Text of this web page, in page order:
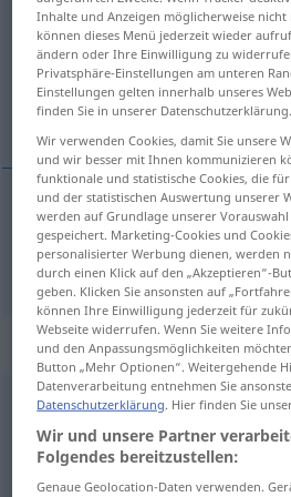
Übersicht aller
(Für mehr Details die Übersetzung
bíti
bíti sein
„sein“
sein
Übersicht aller
Inhalte und Anzeigen möglicherweise nicht
können dieses Menü jederzeit wieder
ändern oder Ihre Einwilligung zu
Privatsphäre-Einstellungen am unteren
Einstellungen gelten innerhalb unseres
finden Sie in unserer Datenschutzerklärung.
Wir verwenden Cookies, damit Sie unsere
und wir besser mit Ihnen kommunizieren
funktionale und statistische Cookies, die
und der statistischen Auswertung unserer
werden auf Grundlage unserer
gespeichert. Marketing-Cookies und
personalisierter Werbung dienen, werden
durch einen Klick auf den „Akzeptieren“-
geben. Klicken Sie ansonsten auf
können Ihre Einwilligung jederzeit für
Webseite widerrufen. Wenn Sie weitere
und den Anpassungsmöglichkeiten
Button „Mehr Optionen“. Weitergehende
Datenverarbeitung entnehmen Sie
Datenschutzerklärung. Hier finden Sie
Wir und unsere Partner
Folgendes bereitzustellen:
Genaue Geolocation-Daten verwenden.